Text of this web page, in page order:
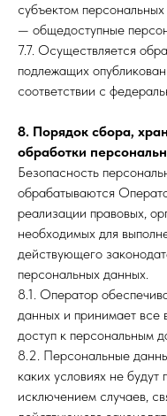
субъектом
— общедоступные
7.7. Осуществляется
подлежащих
соответствии с
8. Порядок сбора,
обработки
Безопасность
обрабатываются
реализации правовых,
необходимых для
действующего
персональных данных.
8.1. Оператор
данных и принимает
доступ к персональным
8.2. Персональные
каких условиях не
исключением случаев,